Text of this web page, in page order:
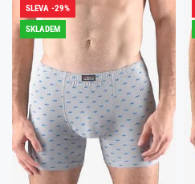
SLEVA -29%
SKLADEM